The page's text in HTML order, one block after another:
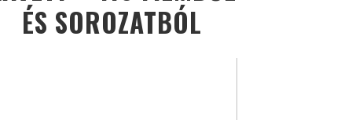
ÉS SOROZATBÓL